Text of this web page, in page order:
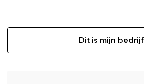
Dit is mijn bedrijf